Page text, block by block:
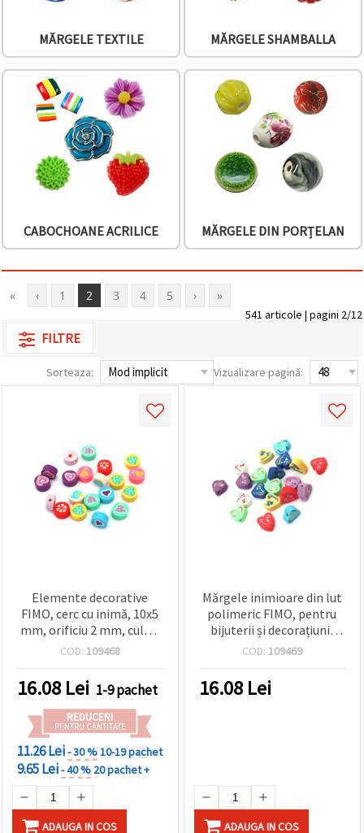
MĂRGELE TEXTILE MĂRGELE SHAMBALLA
CABOCHOANE ACRILICE MĂRGELE DIN PORȚELAN
« ‹ 1 2 3 4 5 › »
541 articole | pagini 2/12
FILTRE
Sorteaza: Vizualizare pagină:
Elemente decorative
FIMO, cerc cu inimă, 10x5
mm, orificiu 2 mm, culori
mixte – 20 buc
COD: 109468
16.08 Lei 1-9 pachet
REDUCERI
PENTRU CANTITATE
11.26 Lei- 30 %10-19 pachet
9.65 Lei- 40 % 20 pachet +
ADAUGA IN COS
Mărgele inimioare din lut
polimeric FIMO, pentru
bijuterii și decorațiuni,
10x5 mm, gaură 2 mm,
COD: 109469
16.08 Lei
ADAUGA IN COS